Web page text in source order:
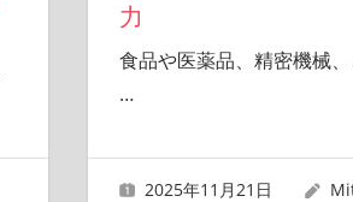
力
食品や医薬品、精密機械
…
2025年11月21日